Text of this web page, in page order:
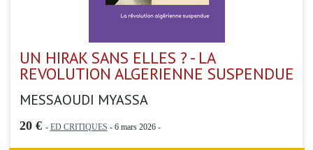
UN HIRAK SANS ELLES ? - LA
REVOLUTION ALGERIENNE SUSPENDUE
MESSAOUDI MYASSA
20 € - ED CRITIQUES - 6 mars 2026 -